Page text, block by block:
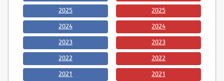
2025
2024
2023
2022
2021
2025
2024
2023
2022
2021